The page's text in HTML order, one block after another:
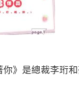
你》是總裁李珩